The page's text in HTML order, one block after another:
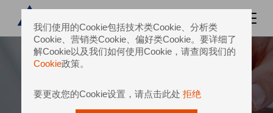
我们使用的Cookie包括技术类Cookie、分析类
Cookie、营销类Cookie、偏好类Cookie。要详细了
解Cookie以及我们如何使用Cookie，请查阅我们的
Cookie政策。
要更改您的Cookie设置，请点击此处 拒绝